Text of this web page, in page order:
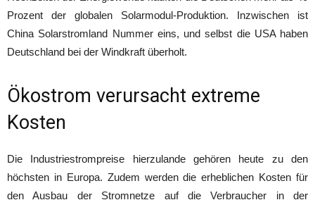
Prozent der globalen Solarmodul-Produktion. Inzwischen ist
China Solarstromland Nummer eins, und selbst die USA haben
Deutschland bei der Windkraft überholt.
Ökostrom verursacht extreme
Kosten
Die Industriestrompreise hierzulande gehören heute zu den
höchsten in Europa. Zudem werden die erheblichen Kosten für
den Ausbau der Stromnetze auf die Verbraucher in der